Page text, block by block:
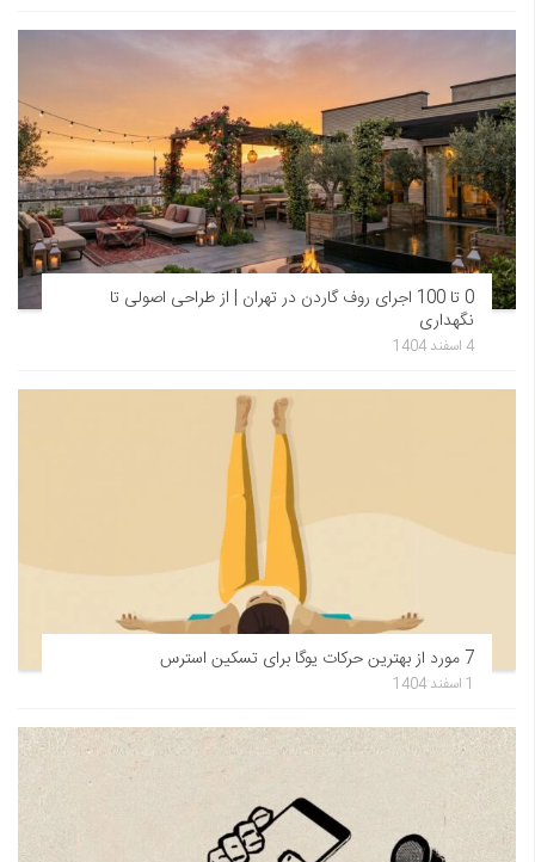
0 تا 100 اجرای روف گاردن در تهران | از طراحی اصولی تا
نگهداری
4 اسفند 1404
7 مورد از بهترین حرکات یوگا برای تسکین استرس
1 اسفند 1404